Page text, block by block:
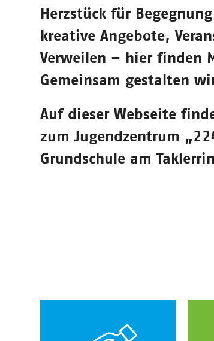
Herzstück für
kreative Angebote,
Verweilen – hier finden
Gemeinsam gestalten
Auf dieser Webseite
zum Jugendzentrum
Grundschule am